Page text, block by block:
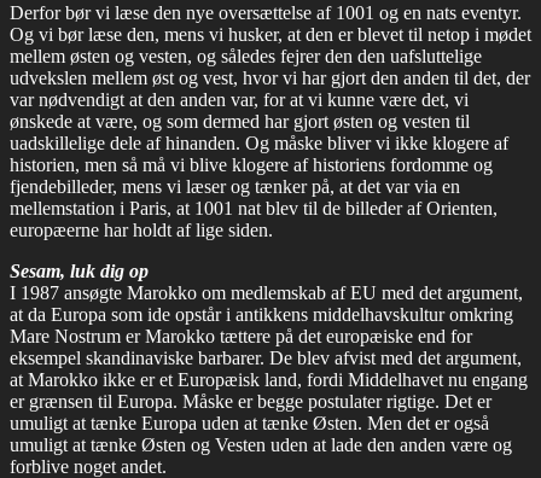
Derfor bør vi læse den nye oversættelse af 1001 og en nats eventyr.
Og vi bør læse den, mens vi husker, at den er blevet til netop i mødet
mellem østen og vesten, og således fejrer den den uafsluttelige
udvekslen mellem øst og vest, hvor vi har gjort den anden til det, der
var nødvendigt at den anden var, for at vi kunne være det, vi
ønskede at være, og som dermed har gjort østen og vesten til
uadskillelige dele af hinanden. Og måske bliver vi ikke klogere af
historien, men så må vi blive klogere af historiens fordomme og
fjendebilleder, mens vi læser og tænker på, at det var via en
mellemstation i Paris, at 1001 nat blev til de billeder af Orienten,
europæerne har holdt af lige siden.
Sesam, luk dig op
I 1987 ansøgte Marokko om medlemskab af EU med det argument,
at da Europa som ide opstår i antikkens middelhavskultur omkring
Mare Nostrum er Marokko tættere på det europæiske end for
eksempel skandinaviske barbarer. De blev afvist med det argument,
at Marokko ikke er et Europæisk land, fordi Middelhavet nu engang
er grænsen til Europa. Måske er begge postulater rigtige. Det er
umuligt at tænke Europa uden at tænke Østen. Men det er også
umuligt at tænke Østen og Vesten uden at lade den anden være og
forblive noget andet.